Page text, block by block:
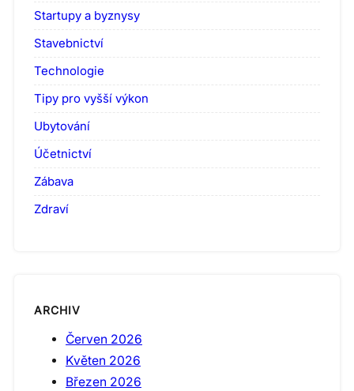
Startupy a byznysy
Stavebnictví
Technologie
Tipy pro vyšší výkon
Ubytování
Účetnictví
Zábava
Zdraví
ARCHIV
Červen 2026
Květen 2026
Březen 2026